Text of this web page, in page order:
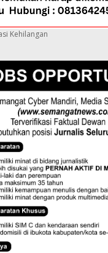
Kehilangan